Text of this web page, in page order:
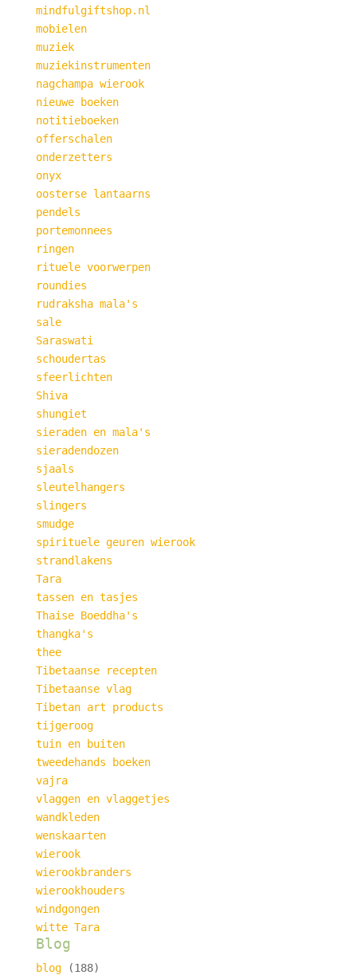
mindfulgiftshop.nl
mobielen
muziek
muziekinstrumenten
nagchampa wierook
nieuwe boeken
notitieboeken
offerschalen
onderzetters
onyx
oosterse lantaarns
pendels
portemonnees
ringen
rituele voorwerpen
roundies
rudraksha mala's
sale
Saraswati
schoudertas
sfeerlichten
Shiva
shungiet
sieraden en mala's
sieradendozen
sjaals
sleutelhangers
slingers
smudge
spirituele geuren wierook
strandlakens
Tara
tassen en tasjes
Thaise Boeddha's
thangka's
thee
Tibetaanse recepten
Tibetaanse vlag
Tibetan art products
tijgeroog
tuin en buiten
tweedehands boeken
vajra
vlaggen en vlaggetjes
wandkleden
wenskaarten
wierook
wierookbranders
wierookhouders
windgongen
witte Tara
Blog
blog(188)